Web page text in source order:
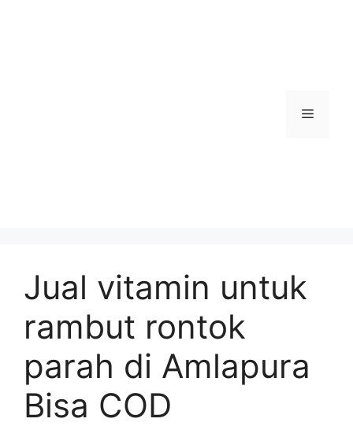
Menu
Jual vitamin untuk
rambut rontok
parah di Amlapura
Bisa COD